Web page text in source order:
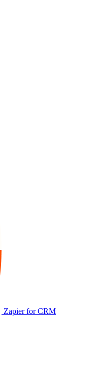
Zapier for CRM